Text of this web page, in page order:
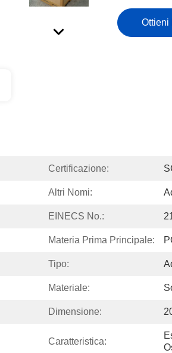
Ottieni
Certificazione:
Altri Nomi:
EINECS No.:
Materia Prima Principale:
Tipo:
Materiale:
Dimensione:
Caratteristica: